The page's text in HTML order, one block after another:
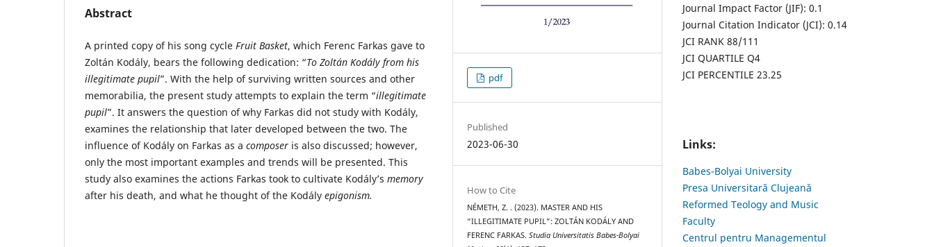
Abstract
A printed copy of his song cycle Fruit Basket, which Ferenc Farkas gave to
Zoltán Kodály, bears the following dedication: “To Zoltán Kodály from his
illegitimate pupil”. With the help of surviving written sources and other
memorabilia, the present study attempts to explain the term “illegitimate
pupil”. It answers the question of why Farkas did not study with Kodály,
examines the relationship that later developed between the two. The
influence of Kodály on Farkas as a composer is also discussed; however,
only the most important examples and trends will be presented. This
study also examines the actions Farkas took to cultivate Kodály’s memory
after his death, and what he thought of the Kodály epigonism.
pdf
Published
2023-06-30
How to Cite
NÉMETH, Z. . (2023). MASTER AND HIS
“ILLEGITIMATE PUPIL”: ZOLTÁN KODÁLY AND
FERENC FARKAS.Studia Universitatis Babes-Bolyai
Journal Impact Factor (JIF): 0.1
Journal Citation Indicator (JCI): 0.14
JCI RANK 88/111
JCI QUARTILE Q4
JCI PERCENTILE 23.25
Links:
Babes-Bolyai University
Presa Universitară Clujeană
Reformed Teology and Music
Faculty
Centrul pentru Managementul